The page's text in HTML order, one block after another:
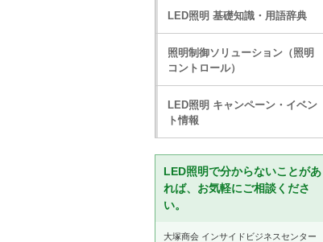
LED照明 基礎知識・用語辞典
照明制御ソリューション（照明
コントロール）
LED照明 キャンペーン・イベン
ト情報
LED照明で分からないことがあ
れば、お気軽にご相談くださ
い。
大塚商会 インサイドビジネスセンター